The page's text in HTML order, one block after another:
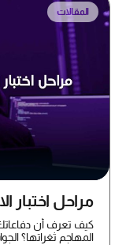
المقالات
مراحل اختبار
كيف تعرف أن
المهاجم ثغراتها؟